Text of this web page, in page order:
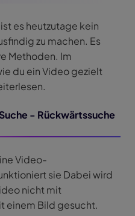
es heutzutage kein
zu machen. Es
Methoden. Im
du ein Video gezielt
- Rückwärtssuche
Video-
sie Dabei wird
nicht mit
einem Bild gesucht.